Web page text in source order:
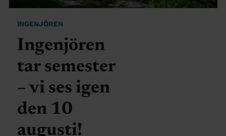
INGENJÖREN
Ingenjören
tar semester
– vi ses igen
den 10
augusti!